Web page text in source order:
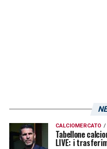
CALCIOMERCATO
Tabellone
LIVE: i